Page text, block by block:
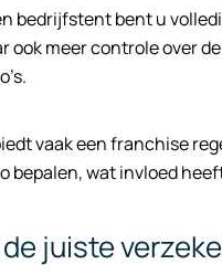
bedrijfstent bent u
ook meer controle over
vaak een franchise
bepalen, wat invloed
juiste